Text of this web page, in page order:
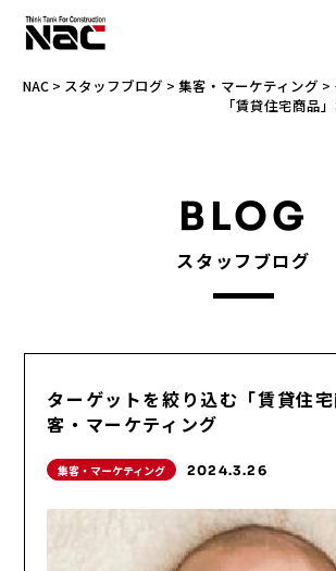
NAC> スタッフブログ > 集客・マーケティング >
「賃貸住宅商品
BLOG
スタッフブログ
ターゲットを絞り込む「賃貸住
客・マーケティング
集客・マーケティング 2024.3.26